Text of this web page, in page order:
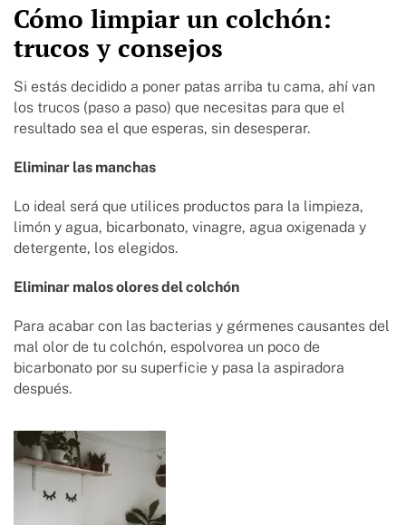
Cómo limpiar un colchón:
trucos y consejos
Si estás decidido a poner patas arriba tu cama, ahí van
los trucos (paso a paso) que necesitas para que el
resultado sea el que esperas, sin desesperar.
Eliminar las manchas
Lo ideal será que utilices productos para la limpieza,
limón y agua, bicarbonato, vinagre, agua oxigenada y
detergente, los elegidos.
Eliminar malos olores del colchón
Para acabar con las bacterias y gérmenes causantes del
mal olor de tu colchón, espolvorea un poco de
bicarbonato por su superficie y pasa la aspiradora
después.